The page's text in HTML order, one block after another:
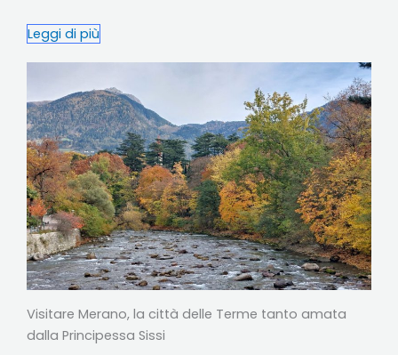
Leggi di più
Visitare Merano, la città delle Terme tanto amata
dalla Principessa Sissi